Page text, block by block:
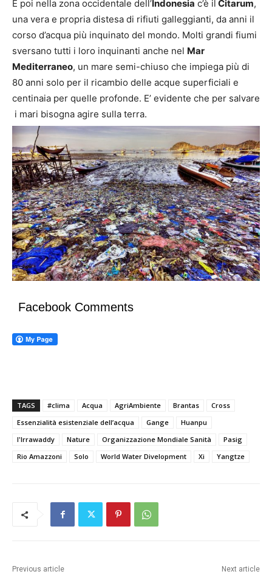
E poi nella zona occidentale dell’ Indonesia c’è il Citarum,
una vera e propria distesa di rifiuti galleggianti, da anni il
corso d’acqua più inquinato del mondo. Molti grandi fiumi
sversano tutti i loro inquinanti anche nel Mar
Mediterraneo, un mare semi-chiuso che impiega più di
80 anni solo per il ricambio delle acque superficiali e
centinaia per quelle profonde. E’ evidente che per salvare
i mari bisogna agire sulla terra.
Facebook Comments
TAGS #clima Acqua AgriAmbiente Brantas
Cross
Essenzialità esistenziale dell’acqua
Gange
Huanpu
l'Irrawaddy
Nature Organizzazione Mondiale Sanità
Pasig
Rio Amazzoni
Solo World Water Divelopment Xi Yangtze
Previous article Next article